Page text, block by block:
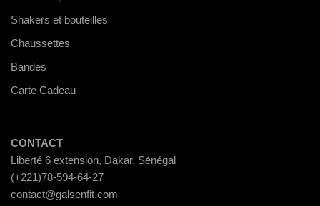
Shakers et bouteilles
Chaussettes
Bandes
Carte Cadeau
CONTACT
Liberté 6 extension, Dakar, Sénégal
(+221)78-594-64-27
contact@galsenfit.com